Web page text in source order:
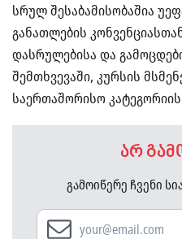
სრულ შესაბამისობაშია
განათლების
დასრულებისა და
შემთხვევაში, კურსის
საერთაშორისო
არ
გამოიწერე ჩვენი